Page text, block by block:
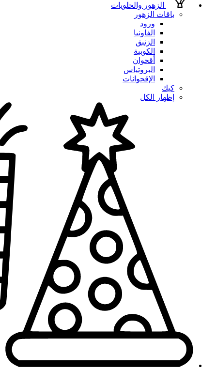
الزهور والحلويات
باقات الزهور
ورود
الفاونيا
الزنبق
الكوبية
أقحوان
البروتياس
الإقحوانات
كيك
إظهار الكل